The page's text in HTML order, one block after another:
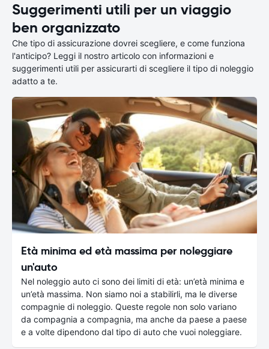
Suggerimenti utili per un viaggio
ben organizzato
Che tipo di assicurazione dovrei scegliere, e come funziona
l'anticipo? Leggi il nostro articolo con informazioni e
suggerimenti utili per assicurarti di scegliere il tipo di noleggio
adatto a te.
Età minima ed età massima per noleggiare
un'auto
Nel noleggio auto ci sono dei limiti di età: un’età minima e
un’età massima. Non siamo noi a stabilirli, ma le diverse
compagnie di noleggio. Queste regole non solo variano
da compagnia a compagnia, ma anche da paese a paese
e a volte dipendono dal tipo di auto che vuoi noleggiare.